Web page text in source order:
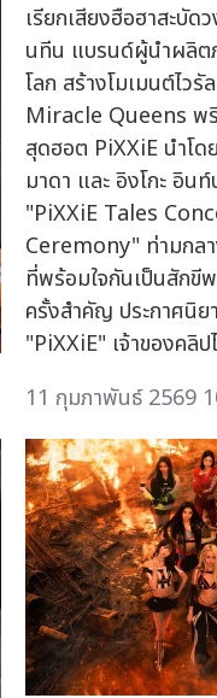
เรียกเสียงฮือฮาสะบั
นทีน แบรนด์ผู้นำผลิต
โลก สร้างโมเมนต์ไว
Miracle Queens พรี
สุดฮอต PiXXiE นำโ
มาดา และ อิงโกะ อิน
"PiXXiE Tales
Ceremony" ท่ามกล
ที่พร้อมใจกันเป็นสักขี
ครั้งสำคัญ ประกาศนิย
"PiXXiE" เจ้าของคลิป
11 กุมภาพันธ์ 2569